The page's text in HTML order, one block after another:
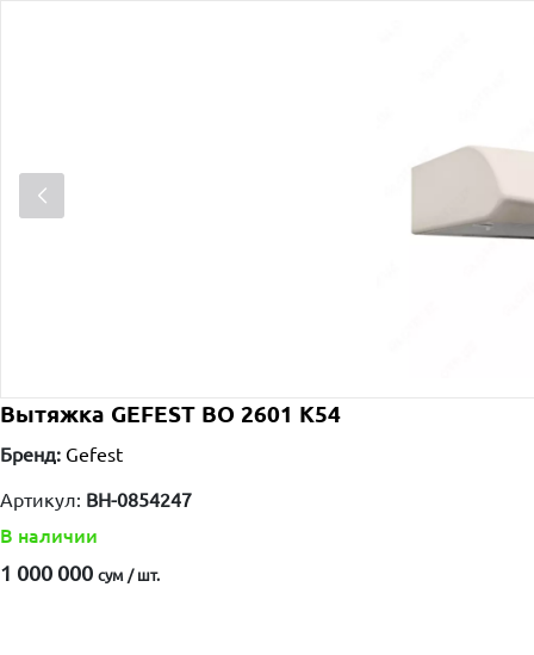
Вытяжка GEFEST ВО 2601 К54
Бренд: Gefest
Артикул: BH-0854247
В наличии
1 000 000 сум / шт.